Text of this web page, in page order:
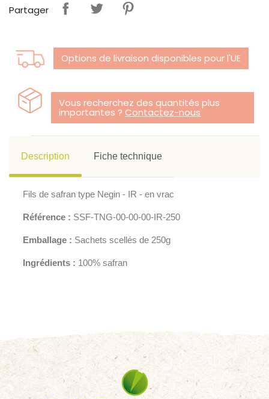
Partager
Options de livraison disponibles pour l'UE
Vous recherchez des quantités plus
importantes ? Contactez-nous
Description Fiche technique
Fils de safran type Negin - IR - en vrac
Référence : SSF-TNG-00-00-00-IR-250
Emballage : Sachets scellés de 250g
Ingrédients : 100% safran